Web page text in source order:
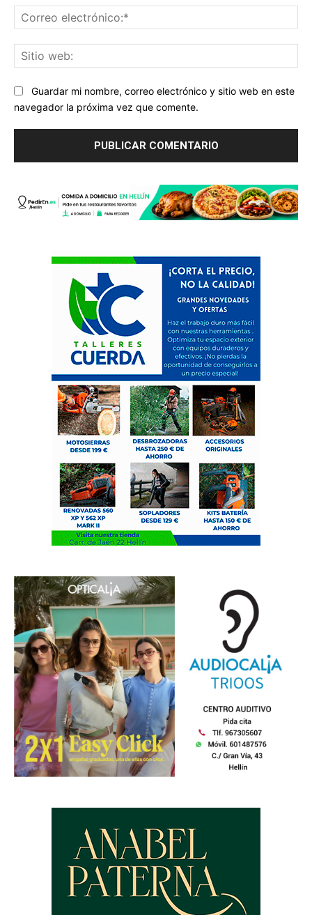
Guardar mi nombre, correo electrónico y sitio web en este
navegador la próxima vez que comente.